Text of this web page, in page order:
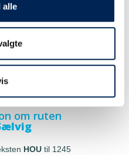
alle
om ruten
HOU til 1245